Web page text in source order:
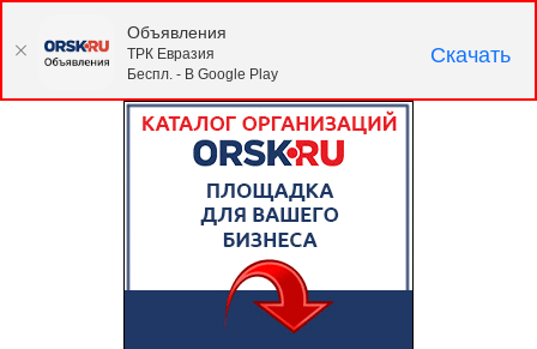
Объявления
ТРК Евразия
Беспл. - В Google Play
Скачать